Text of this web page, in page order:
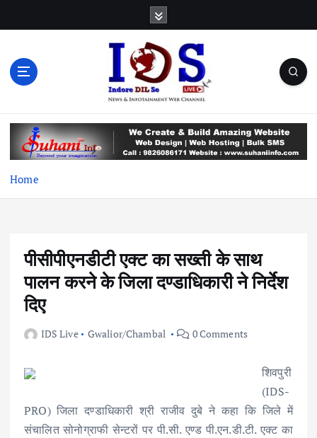
t
Home
पीसीपीएनडीटी एक्ट का सख्ती के साथ
पालन करने के जिला दण्डाधिकारी ने निर्देश
दिए
IDS Live Gwalior/Chambal 0 Comments
शिवपुरी
(IDS-
PRO) जिला दण्डाधिकारी श्री राजीव दुबे ने कहा कि जिले में
संचालित सोनोग्राफी सेन्टरों पर पी.सी. एण्ड पी.एन.डी.टी. एक्ट का